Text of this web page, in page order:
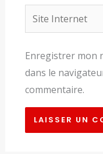
Site
Internet
Enregistrer mon
dans le
commentaire.